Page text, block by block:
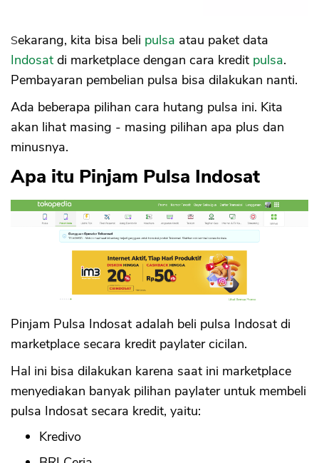
Sekarang, kita bisa beli pulsa atau paket data
Indosat di marketplace dengan cara kredit pulsa.
Pembayaran pembelian pulsa bisa dilakukan nanti.
Ada beberapa pilihan cara hutang pulsa ini. Kita
akan lihat masing - masing pilihan apa plus dan
minusnya.
Apa itu Pinjam Pulsa Indosat
Pinjam Pulsa Indosat adalah beli pulsa Indosat di
marketplace secara kredit paylater cicilan.
Hal ini bisa dilakukan karena saat ini marketplace
menyediakan banyak pilihan paylater untuk membeli
pulsa Indosat secara kredit, yaitu:
Kredivo